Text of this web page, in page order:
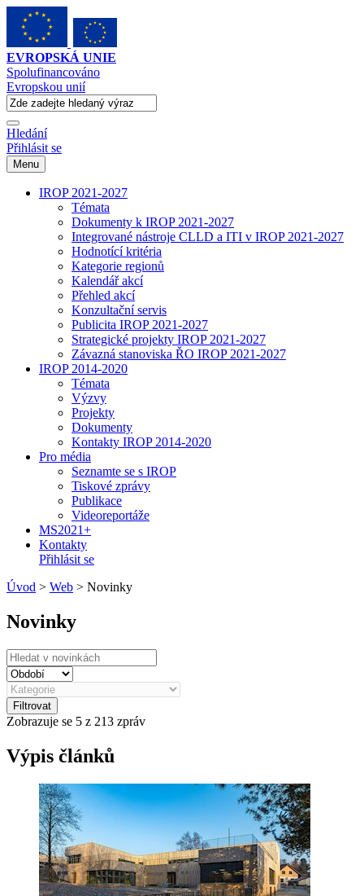
EVROPSKÁ UNIE
Spolufinancováno
Evropskou unií
Hledání
Přihlásit se
Menu
IROP 2021-2027
Témata
Dokumenty k IROP 2021-2027
Integrované nástroje CLLD a ITI v IROP 2021-2027
Hodnotící kritéria
Kategorie regionů
Kalendář akcí
Přehled akcí
Konzultační servis
Publicita IROP 2021-2027
Strategické projekty IROP 2021-2027
Závazná stanoviska ŘO IROP 2021-2027
IROP 2014-2020
Témata
Výzvy
Projekty
Dokumenty
Kontakty IROP 2014-2020
Pro média
Seznamte se s IROP
Tiskové zprávy
Publikace
Videoreportáže
MS2021+
Kontakty
Přihlásit se
Úvod > Web > Novinky
Novinky
Filtrovat
Zobrazuje se 5 z 213 zpráv
Výpis článků